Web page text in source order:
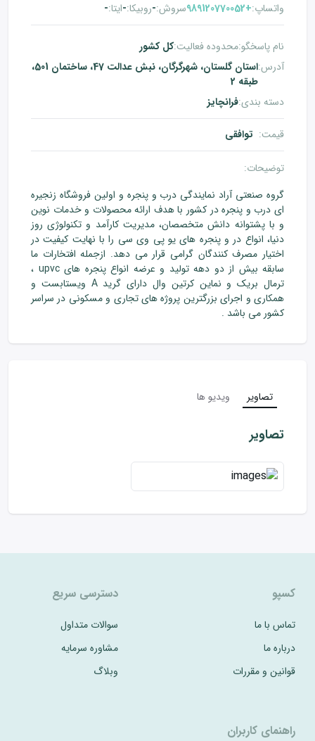
واتساپ:
+989120770052 سروش:
-روبیکا:
-ایتا:
-
نام پاسخگو:محدوده فعالیت:کل کشور
آدرس:
استان گلستان، شهرگرگان، نبش عدالت 47، ساختمان 501،
طبقه 2
دسته بندی:فرانچایز
قیمت: توافقی
توضیحات:
گروه صنعتی آراد نمایندگی درب و پنجره و اولین فروشگاه زنجیره
ای درب و پنجره در کشور با هدف ارائه محصولات و خدمات نوین
و با پشتوانه دانش متخصصان، مدیریت کارآمد و تکنولوژی روز
دنیا، انواع در و پنجره های یو پی وی سی را با نهایت کیفیت در
اختیار مصرف کنندگان گرامی قرار می دهد. ازجمله افتخارات ما
سابقه بیش از دو دهه تولید و عرضه انواع پنجره های upvc ،
ترمال بریک و نماین کرتین وال دارای گرید A ویستابست و
همکاری و اجرای بزرگترین پروژه های تجاری و مسکونی در سراسر
کشور می باشد .
تصاویر ویدیو ها
تصاویر
کسپو
تماس با ما
درباره ما
قوانین و مقررات
دسترسی سریع
سوالات متداول
مشاوره سرمایه
وبلاگ
راهنمای کاربران